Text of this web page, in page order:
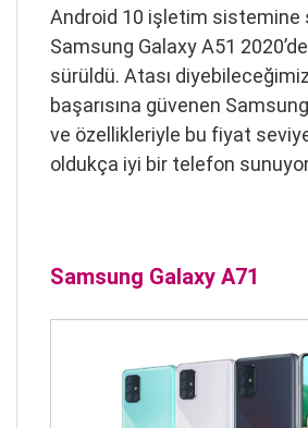
Android 10 işletim sistemine
Samsung Galaxy A51
sürüldü. Atası
başarısına güvenen
ve özellikleriyle bu fiyat
oldukça iyi bir telefon
Samsung Galaxy A71